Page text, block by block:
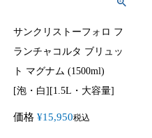
サンクリストーフォロ フ
ランチャコルタ ブリュッ
ト マグナム (1500ml)
[泡・白][1.5L・大容量]
価格 ¥15,950税込